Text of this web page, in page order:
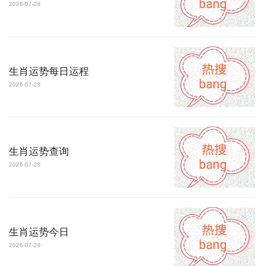
2026-07-28
生肖运势每日运程
2026-07-28
生肖运势查询
2026-07-28
生肖运势今日
2026-07-28